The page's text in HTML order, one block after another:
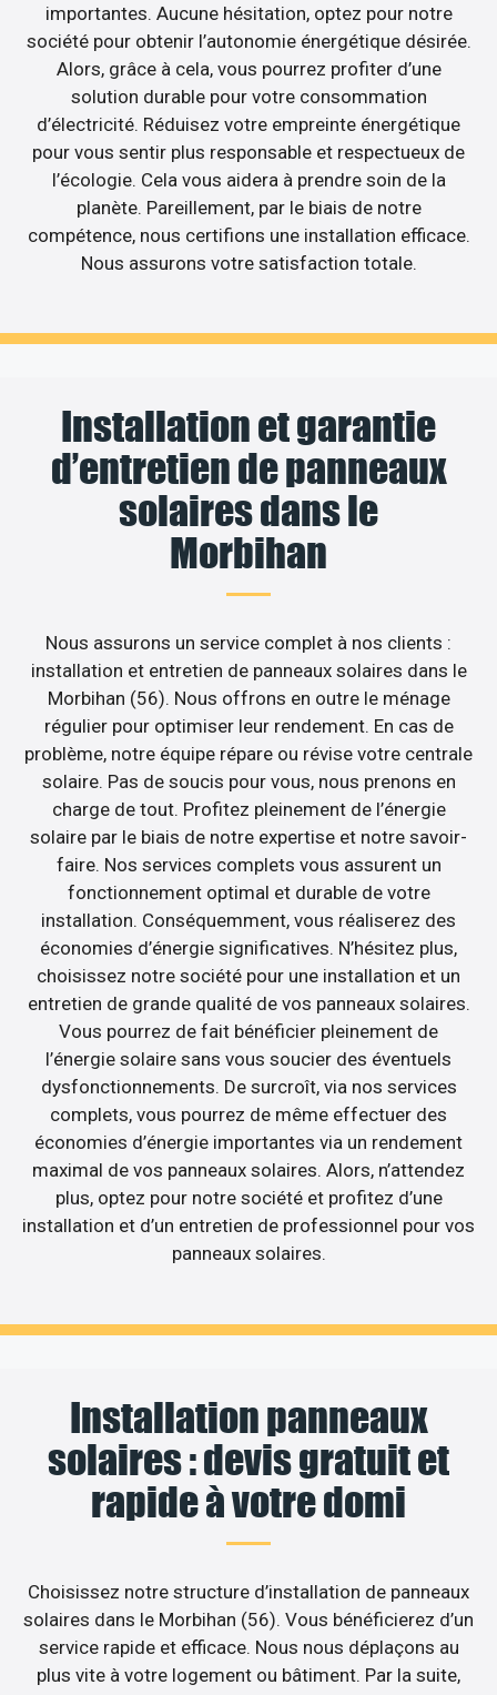
importantes. Aucune hésitation, optez pour notre
société pour obtenir l’autonomie énergétique désirée.
Alors, grâce à cela, vous pourrez profiter d’une
solution durable pour votre consommation
d’électricité. Réduisez votre empreinte énergétique
pour vous sentir plus responsable et respectueux de
l’écologie. Cela vous aidera à prendre soin de la
planète. Pareillement, par le biais de notre
compétence, nous certifions une installation efficace.
Nous assurons votre satisfaction totale.
Installation et garantie
d’entretien de panneaux
solaires dans le
Morbihan
Nous assurons un service complet à nos clients :
installation et entretien de panneaux solaires dans le
Morbihan (56). Nous offrons en outre le ménage
régulier pour optimiser leur rendement. En cas de
problème, notre équipe répare ou révise votre centrale
solaire. Pas de soucis pour vous, nous prenons en
charge de tout. Profitez pleinement de l’énergie
solaire par le biais de notre expertise et notre savoir-
faire. Nos services complets vous assurent un
fonctionnement optimal et durable de votre
installation. Conséquemment, vous réaliserez des
économies d’énergie significatives. N’hésitez plus,
choisissez notre société pour une installation et un
entretien de grande qualité de vos panneaux solaires.
Vous pourrez de fait bénéficier pleinement de
l’énergie solaire sans vous soucier des éventuels
dysfonctionnements. De surcroît, via nos services
complets, vous pourrez de même effectuer des
économies d’énergie importantes via un rendement
maximal de vos panneaux solaires. Alors, n’attendez
plus, optez pour notre société et profitez d’une
installation et d’un entretien de professionnel pour vos
panneaux solaires.
Installation panneaux
solaires : devis gratuit et
rapide à votre domi
Choisissez notre structure d’installation de panneaux
solaires dans le Morbihan (56). Vous bénéficierez d’un
service rapide et efficace. Nous nous déplaçons au
plus vite à votre logement ou bâtiment. Par la suite,